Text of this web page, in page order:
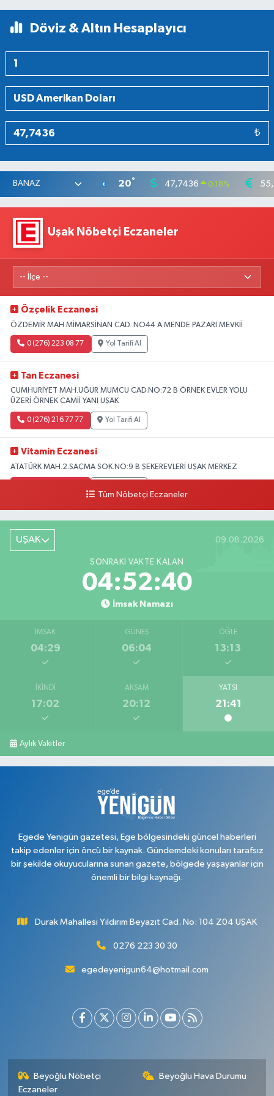
Döviz & Altın Hesaplayıcı
₺
20° 47,7436 0.18%
Uşak Nöbetçi Eczaneler
Özçelik Eczanesi
ÖZDEMİR MAH.MİMARSİNAN CAD. NO44 A MENDE PAZARI MEVKİİ
0 (276) 223 08 77 Yol Tarifi Al
Tan Eczanesi
CUMHURİYET MAH.UĞUR MUMCU CAD.NO:72 B ÖRNEK EVLER YOLU
ÜZERİ ÖRNEK CAMİİ YANI UŞAK
0 (276) 216 77 77 Yol Tarifi Al
Vitamin Eczanesi
ATATÜRK MAH.2.SAÇMA SOK.NO:9 B ŞEKEREVLERİ UŞAK MERKEZ
Tüm Nöbetçi Eczaneler
UŞAK 09.08.2026
SONRAKI VAKTE KALAN
04:52:39
İmsak Namazı
İMSAK
04:29
GÜNEŞ
06:04
ÖĞLE
13:13
İKINDI
17:02
AKŞAM
20:12
YATSI
21:41
Aylık Vakitler
Egede Yenigün gazetesi, Ege bölgesindeki güncel haberleri
takip edenler için öncü bir kaynak. Gündemdeki konuları tarafsız
bir şekilde okuyucularına sunan gazete, bölgede yaşayanlar için
önemli bir bilgi kaynağı.
Durak Mahallesi Yıldırım Beyazıt Cad. No: 104 Z04 UŞAK
0276 223 30 30
egedeyenigun64@hotmail.com
Beyoğlu Nöbetçi
Eczaneler
Beyoğlu Hava Durumu